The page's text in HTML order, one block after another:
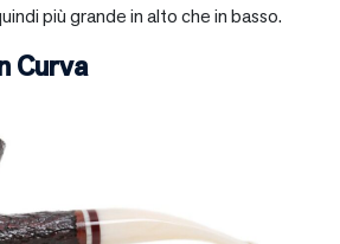
più grande in alto che in basso.
Curva